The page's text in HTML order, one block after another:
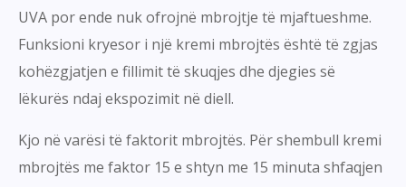
UVA por ende nuk ofrojnë mbrojtje të mjaftueshme.
Funksioni kryesor i një kremi mbrojtës është të zgjas
kohëzgjatjen e fillimit të skuqjes dhe djegies së
lëkurës ndaj ekspozimit në diell.
Kjo në varësi të faktorit mbrojtës. Për shembull kremi
mbrojtës me faktor 15 e shtyn me 15 minuta shfaqjen